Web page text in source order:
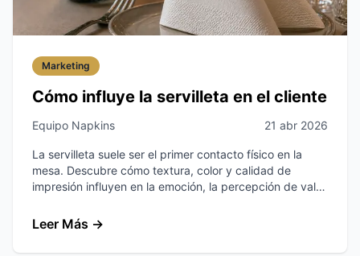
Marketing
Cómo influye la servilleta en el cliente
Equipo Napkins 21 abr 2026
La servilleta suele ser el primer contacto físico en la
mesa. Descubre cómo textura, color y calidad de
impresión influyen en la emoción, la percepción de valor
Leer Más →